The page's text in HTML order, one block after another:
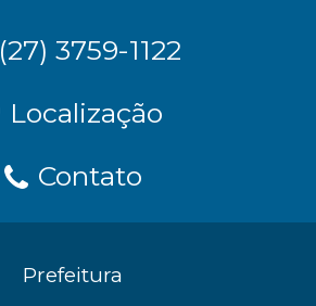
(27) 3759-1122
Localização
Contato
Prefeitura